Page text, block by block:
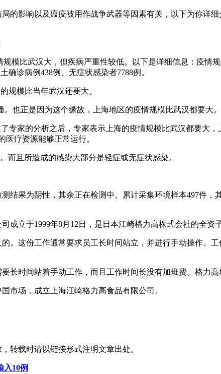
的影响以及瘟疫被用作战争武器等因素有关，以下为你详
规模比武汉大，但疾病严重性较低。以下是详细信息：疫情
确诊病例438例、无症状感染者7788例。
规模比当年武汉还要大。
也正是因为这个缘故，上海地区的疫情规模比武汉都要大。
专家的分析之后，专家表示上海的疫情规模比武汉都要大
医疗资源能够正常运行。
而且所造成的感染大部分是轻症或无症状感染。
结果为阴性，其余正在检测中。累计采集环境样本497件
成立于1999年8月12日，是日本江崎格力高株式会社的全资
。这份工作通常要求员工长时间站立，并进行手动操作。
长时间站着手动工作，而且工作时间长没有加班费。格力高
市场，成立上海江崎格力高食品有限公司。
转载时请以链接形式注明文章出处。
入10例